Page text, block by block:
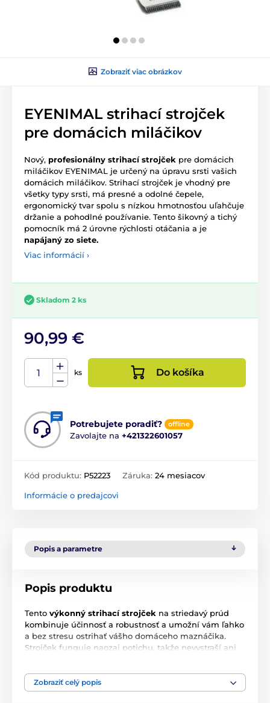
Zobraziť viac obrázkov
EYENIMAL strihací strojček
pre domácich miláčikov
Nový, profesionálny strihací strojček pre domácich
miláčikov EYENIMAL je určený na úpravu srsti vašich
domácich miláčikov. Strihací strojček je vhodný pre
všetky typy srsti, má presné a odolné čepele,
ergonomický tvar spolu s nízkou hmotnosťou uľahčuje
držanie a pohodlné používanie. Tento šikovný a tichý
pomocník má 2 úrovne rýchlosti otáčania a je
napájaný zo siete.
Viac informácií ›
Skladom 2 ks
90,99 €
ks Do košíka
Potrebujete poradiť? offline
Zavolajte na +421322601057
Kód produktu: P52223 Záruka: 24 mesiacov
Informácie o predajcovi
Popis a parametre
Popis produktu
Tento výkonný strihací strojček na striedavý prúd
kombinuje účinnosť a robustnosť a umožní vám ľahko
a bez stresu ostrihať vášho domáceho maznáčika.
Strojček funguje naozaj potichu, takže nevystraší ani
obdržíte náhradnú čepeľ, 4 samostatné nadstavce
prázdnu fľaštičku a čistiacu kefku.
Zobraziť celý popis